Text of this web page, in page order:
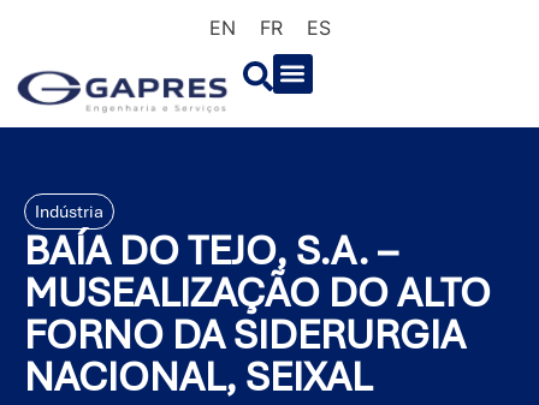
EN FR ES
Indústria
BAÍA DO TEJO, S.A. –
MUSEALIZAÇÃO DO ALTO
FORNO DA SIDERURGIA
NACIONAL, SEIXAL